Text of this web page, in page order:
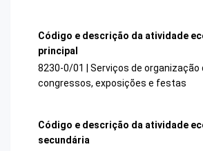
Código e descrição da atividade
principal
8230-0/01 | Serviços de organização
congressos, exposições e festas
Código e descrição da atividade
secundária